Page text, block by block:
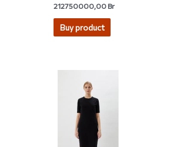
Rated
4.67
out of 5
212750000,00Br
Buy product